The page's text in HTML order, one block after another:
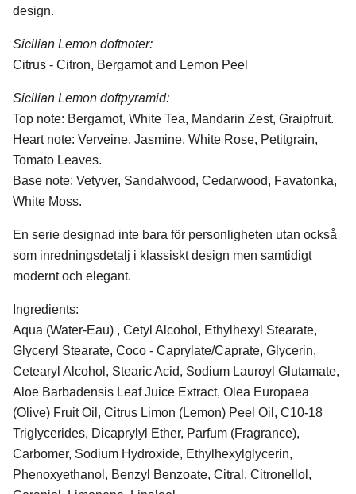
design.
Sicilian Lemon doftnoter:
Citrus - Citron, Bergamot and Lemon Peel
Sicilian Lemon doftpyramid:
Top note: Bergamot, White Tea, Mandarin Zest, Graipfruit.
Heart note: Verveine, Jasmine, White Rose, Petitgrain,
Tomato Leaves.
Base note: Vetyver, Sandalwood, Cedarwood, Favatonka,
White Moss.
En serie designad inte bara för personligheten utan också
som inredningsdetalj i klassiskt design men samtidigt
modernt och elegant.
Ingredients:
Aqua (Water-Eau) , Cetyl Alcohol, Ethylhexyl Stearate,
Glyceryl Stearate, Coco - Caprylate/Caprate, Glycerin,
Cetearyl Alcohol, Stearic Acid, Sodium Lauroyl Glutamate,
Aloe Barbadensis Leaf Juice Extract, Olea Europaea
(Olive) Fruit Oil, Citrus Limon (Lemon) Peel Oil, C10-18
Triglycerides, Dicaprylyl Ether, Parfum (Fragrance),
Carbomer, Sodium Hydroxide, Ethylhexylglycerin,
Phenoxyethanol, Benzyl Benzoate, Citral, Citronellol,